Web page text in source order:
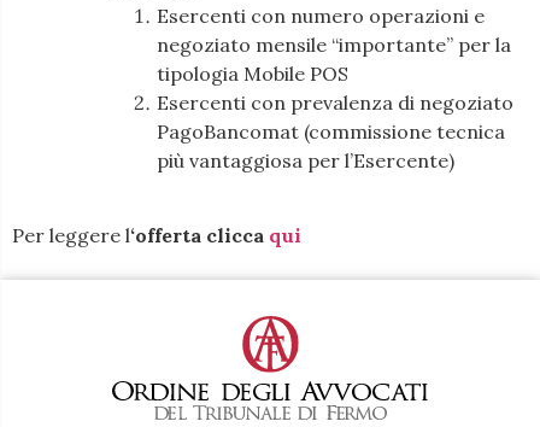
Esercenti con numero operazioni e
negoziato mensile “importante” per la
tipologia Mobile POS
Esercenti con prevalenza di negoziato
PagoBancomat (commissione tecnica
più vantaggiosa per l’Esercente)
Per leggere l‘offerta clicca qui